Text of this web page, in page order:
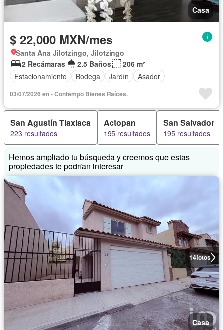
Casa
$ 22,000 MXN/mes
Santa Ana Jilotzingo, Jilotzingo
2 Recámaras
2.5 Baños
206 m²
Estacionamiento
Bodega Jardín Asador
03/07/2026 en - Contempo Bienes Raíces.
San Agustín Tlaxiaca
223 resultados
Actopan
195 resultados
San Salvador
195 resultados
Hemos ampliado tu búsqueda y creemos que estas
propiedades te podrían interesar
14fotos
Casa